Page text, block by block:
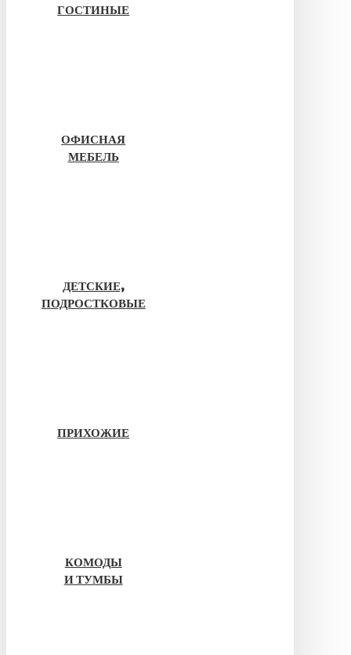
ГОСТИНЫЕ
ОФИСНАЯ
МЕБЕЛЬ
ДЕТСКИЕ,
ПОДРОСТКОВЫЕ
ПРИХОЖИЕ
КОМОДЫ
И ТУМБЫ